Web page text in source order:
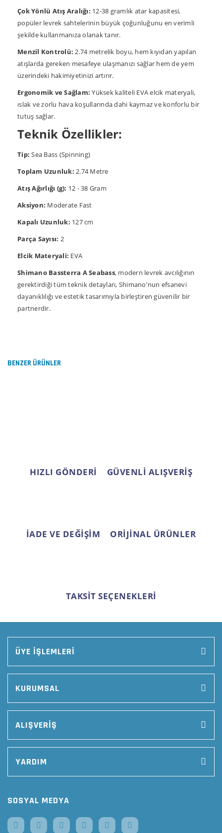
Çok Yönlü Atış Aralığı: 12-38 gramlık atar kapasitesi,
popüler levrek sahtelerinin büyük çoğunluğunu en verimli
şekilde kullanmanıza olanak tanır.
Menzil Kontrolü: 2.74 metrelik boyu, hem kıyıdan yapılan
atışlarda gereken mesafeye ulaşmanızı sağlar hem de yem
üzerindeki hakimiyetinizi artırır.
Ergonomik ve Sağlam: Yüksek kaliteli EVA elcik materyali,
ıslak ve zorlu hava koşullarında dahi kaymaz ve konforlu bir
tutuş sağlar.
Teknik Özellikler:
Tip: Sea Bass (Spinning)
Toplam Uzunluk: 2.74 Metre
Atış Ağırlığı (g): 12 - 38 Gram
Aksiyon: Moderate Fast
Kapalı Uzunluk: 127 cm
Parça Sayısı: 2
Elcik Materyali: EVA
Shimano Bassterra A Seabass, modern levrek avcılığının
gerektirdiği tüm teknik detayları, Shimano'nun efsanevi
dayanıklılığı ve estetik tasarımıyla birleştiren güvenilir bir
partnerdir.
Görüş ve önerileriniz için teşekkür ederiz.
BENZER ÜRÜNLER
HIZLI GÖNDERİ GÜVENLİ ALIŞVERİŞ
İADE VE DEĞİŞİM ORİJİNAL ÜRÜNLER
TAKSİT SEÇENEKLERİ
ÜYE İŞLEMLERİ
KURUMSAL
ALIŞVERİŞ
YARDIM
SOSYAL MEDYA